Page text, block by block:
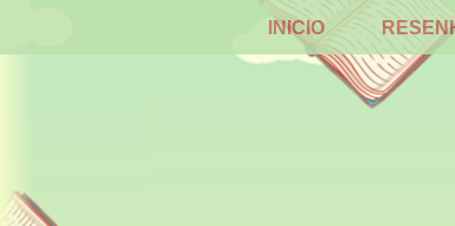
INICIO